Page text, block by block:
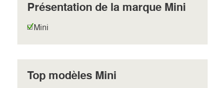
Présentation de la marque Mini
Mini
Top modèles Mini